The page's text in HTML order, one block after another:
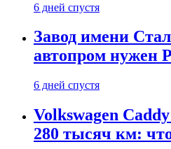
6 дней спустя
Завод имени
автопром нужен
6 дней спустя
Volkswagen
280 тысяч км: